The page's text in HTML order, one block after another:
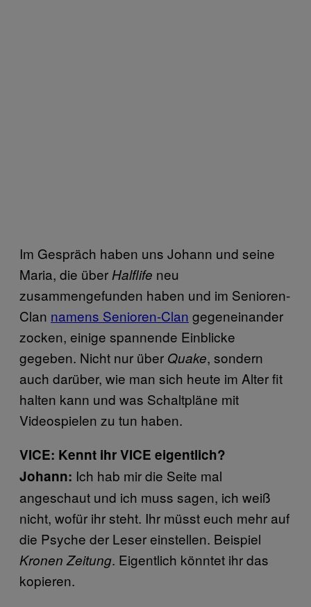
Im Gespräch haben uns Johann und seine
Maria, die über Halflife neu
zusammengefunden haben und im Senioren-
Clan namens Senioren-Clan gegeneinander
zocken, einige spannende Einblicke
gegeben. Nicht nur über Quake, sondern
auch darüber, wie man sich heute im Alter fit
halten kann und was Schaltpläne mit
Videospielen zu tun haben.
VICE: Kennt ihr VICE eigentlich?
Johann: Ich hab mir die Seite mal
angeschaut und ich muss sagen, ich weiß
nicht, wofür ihr steht. Ihr müsst euch mehr auf
die Psyche der Leser einstellen. Beispiel
Kronen Zeitung. Eigentlich könntet ihr das
kopieren.